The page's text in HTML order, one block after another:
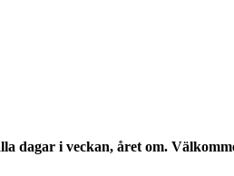
dagar i veckan, året om.